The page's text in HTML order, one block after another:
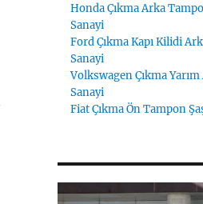
Honda Çıkma Arka
Sanayi
Ford Çıkma Kapı Kilidi
Sanayi
Volkswagen Çıkma
Sanayi
Fiat Çıkma Ön Tampon